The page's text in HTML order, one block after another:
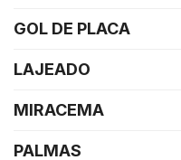
GOL DE PLACA
LAJEADO
MIRACEMA
PALMAS